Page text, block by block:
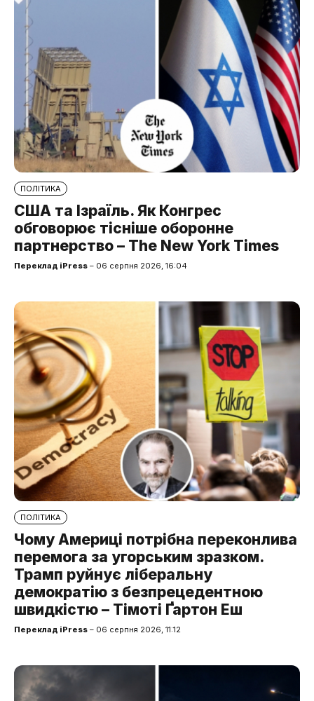
ПОЛІТИКА
США та Ізраїль. Як Конгрес
обговорює тісніше оборонне
партнерство – The New York Times
Переклад iPress – 06 серпня 2026, 16:04
ПОЛІТИКА
Чому Америці потрібна переконлива
перемога за угорським зразком.
Трамп руйнує ліберальну
демократію з безпрецедентною
швидкістю – Тімоті Ґартон Еш
Переклад iPress – 06 серпня 2026, 11:12